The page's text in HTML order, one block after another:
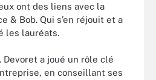
ont des liens avec la
& Bob. Qui s’en réjouit et a
les lauréats.
Devoret a joué un rôle clé
en conseillant ses